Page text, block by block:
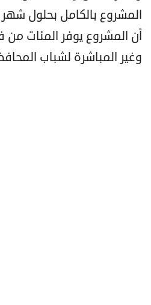
أن المشروع يوفر المئات
وغير المباشرة لشباب